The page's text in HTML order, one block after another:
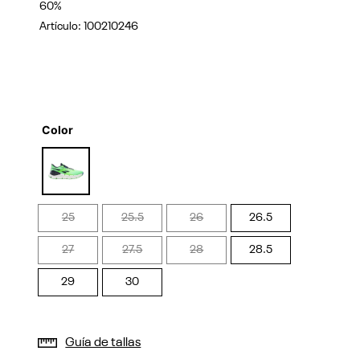
60%
Artículo: 100210246
Color
selected
25 25.5 26 26.5
27 27.5 28 28.5
29 30
Guía de tallas